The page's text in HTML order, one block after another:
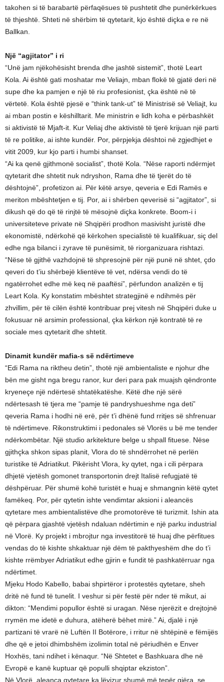
takohen si të barabartë përfaqësues të pushtetit dhe punërkërkues
të thjeshtë. Shteti në shërbim të qytetarit, kjo është diçka e re në
Ballkan.
Një “agjitator” i ri
“Unë jam njëkohësisht brenda dhe jashtë sistemit”, thotë Leart
Kola. Ai është gati moshatar me Veliajn, mban flokë të gjatë deri në
supe dhe ka pamjen e një të riu profesionist, çka është në të
vërtetë. Kola është pjesë e “think tank-ut” të Ministrisë së Veliajt, ku
ai mban postin e këshilltarit. Me ministrin e lidh koha e përbashkët
si aktivistë të Mjaft-it. Kur Veliaj dhe aktivistë të tjerë krijuan një parti
të re politike, ai ishte kundër. Por, përpjekja dështoi në zgjedhjet e
vitit 2009, kur kjo parti i humbi shanset.
“Ai ka qenë gjithmonë socialist”, thotë Kola. “Nëse raporti ndërmjet
qytetarit dhe shtetit nuk ndryshon, Rama dhe të tjerët do të
dështojnë”, profetizon ai. Për këtë arsye, qeveria e Edi Ramës e
meriton mbështetjen e tij. Por, ai i shërben qeverisë si “agjitator”, si
dikush që do që të rinjtë të mësojnë diçka konkrete. Boom-i i
universiteteve private në Shqipëri prodhon masivisht juristë dhe
ekonomistë, ndërkohë që kërkohen specialistë të kualifikuar, siç del
edhe nga bilanci i zyrave të punësimit, të riorganizuara rishtazi.
“Nëse të gjithë vazhdojnë të shpresojnë për një punë në shtet, çdo
qeveri do t’iu shërbejë klientëve të vet, ndërsa vendi do të
ngatërrohet edhe më keq në paaftësi”, përfundon analizën e tij
Leart Kola. Ky konstatim mbështet strategjinë e ndihmës për
zhvillim, për të cilën është kontribuar prej vitesh në Shqipëri duke u
fokusuar në arsimin professional, çka kërkon një kontratë të re
sociale mes qytetarit dhe shtetit.
Dinamit kundër mafia-s së ndërtimeve
“Edi Rama na riktheu detin”, thotë një ambientaliste e njohur dhe
bën me gisht nga bregu ranor, kur deri para pak muajsh qëndronte
kryeneçe një ndërtesë shtatëkatëshe. Këtë dhe një sërë
ndërtesash të tjera me “pamje të pandryshueshme nga deti”
qeveria Rama i hodhi në erë, për t’i dhënë fund rritjes së shfrenuar
të ndërtimeve. Rikonstruktimi i pedonales së Vlorës u bë me tender
ndërkombëtar. Një studio arkitekture belge u shpall fituese. Nëse
gjithçka shkon sipas planit, Vlora do të shndërrohet në perlën
turistike të Adriatikut. Pikërisht Vlora, ky qytet, nga i cili përpara
dhjetë vjetësh gomonet transportonin drejt Italisë refugjatë të
dëshpëruar. Për shumë kohë turistët e huaj e shmangnin këtë qytet
famëkeq. Por, për qytetin ishte vendimtar aksioni i aleancës
qytetare mes ambientalistëve dhe promotorëve të turizmit. Ishin ata
që përpara gjashtë vjetësh ndaluan ndërtimin e një parku industrial
në Vlorë. Ky projekt i mbrojtur nga investitorë të huaj dhe përfitues
vendas do të kishte shkaktuar një dëm të pakthyeshëm dhe do t’i
kishte rrëmbyer Adriatikut edhe gjirin e fundit të pashkatërruar nga
ndërtimet.
Mjeku Hodo Kabello, babai shpirtëror i protestës qytetare, sheh
dritë në fund të tunelit. I veshur si për festë për nder të mikut, ai
dikton: “Mendimi popullor është si uragan. Nëse njerëzit e drejtojnë
rrymën me idetë e duhura, atëherë bëhet mirë.” Ai, djalë i një
partizani të vrarë në Luftën II Botërore, i rritur në shtëpinë e fëmijës
dhe që e jetoi dhimbshëm izolimin total në përiudhën e Enver
Hoxhës, tani ndihet i kënaqur. “Në Shtetet e Bashkuara dhe në
Evropë e kanë kuptuar që populli shqiptar ekziston”.
Në Vlorë, aleanca qytetare ka lëvizur shumë më tepër gjëra, se